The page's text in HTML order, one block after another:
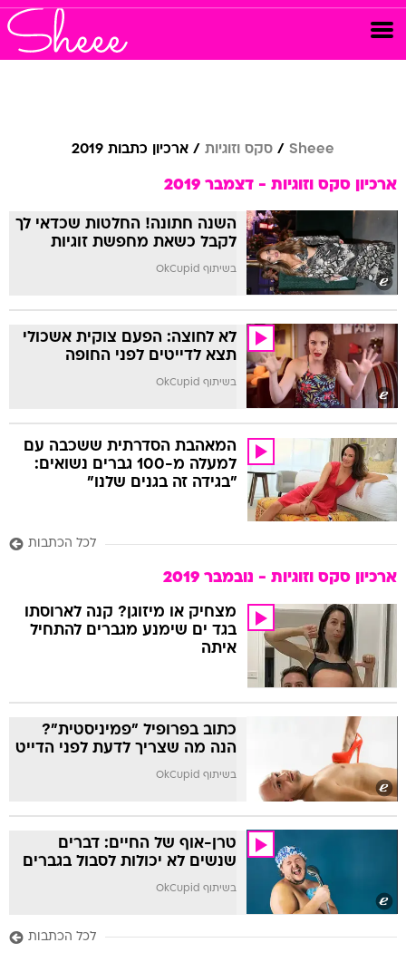
Sheee סקס וזוגיות ארכיון כתבות 2019
ארכיון סקס וזוגיות - דצמבר 2019
השנה חתונה! החלטות שכדאי לך
לקבל כשאת מחפשת זוגיות
בשיתוף OkCupid
לא לחוצה: הפעם צוקית אשכולי
תצא לדייטים לפני החופה
בשיתוף OkCupid
המאהבת הסדרתית ששכבה עם
למעלה מ-100 גברים נשואים:
"בגידה זה בגנים שלנו"
לכל הכתבות
ארכיון סקס וזוגיות - נובמבר 2019
מצחיק או מיזוגן? קנה לארוסתו
בגד ים שימנע מגברים להתחיל
איתה
כתוב בפרופיל "פמיניסטית"?
הנה מה שצריך לדעת לפני הדייט
בשיתוף OkCupid
טרן-אוף של החיים: דברים
שנשים לא יכולות לסבול בגברים
בשיתוף OkCupid
לכל הכתבות